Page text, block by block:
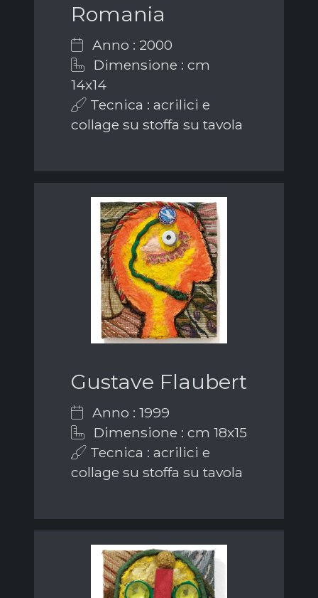
Romania
Anno : 2000
Dimensione : cm
14x14
Tecnica : acrilici e
collage su stoffa su tavola
Gustave Flaubert
Anno : 1999
Dimensione : cm 18x15
Tecnica : acrilici e
collage su stoffa su tavola